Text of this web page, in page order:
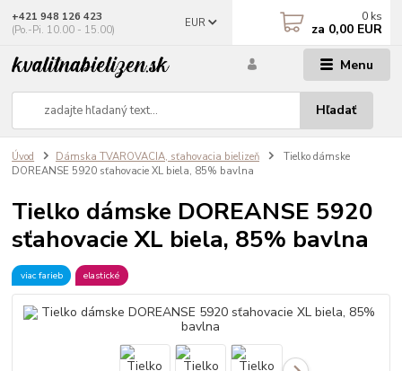
Menu
EUR
Hľadať
+421 948 126 423
(Po.-Pi. 10.00 - 15.00)
0 ks
za 0,00 EUR
Úvod Dámska TVAROVACIA, sťahovacia bielizeň
Tielko dámske
DOREANSE 5920 sťahovacie XL biela, 85% bavlna
Tielko dámske DOREANSE 5920
sťahovacie XL biela, 85% bavlna
viac farieb elastické